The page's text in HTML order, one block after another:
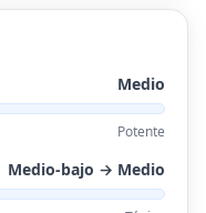
Medio
Potente
Medio-bajo → Medio